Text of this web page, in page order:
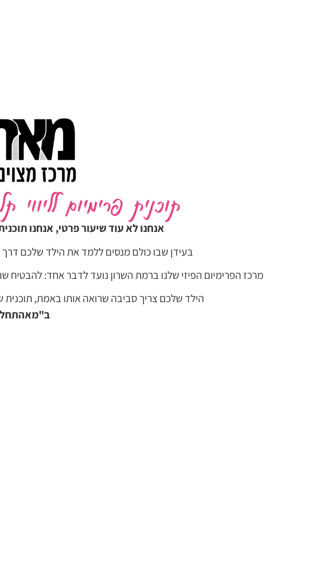
תוכנית פרימיום לליווי
אנחנו לא עוד שיעור פרטי, אנחנו
בעידן שבו כולם מנסים ללמד את הילד שלכם
מרכז הפרימיום הפיזי שלנו ברמת השרון נועד לדבר אחד:
הילד שלכם צריך סביבה שרואה אותו באמת, תוכנית